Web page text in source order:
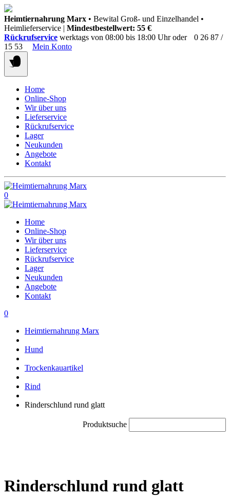
Springen
Sie
zum
Inhalt
Heimtiernahrung Marx • Bewital Groß- und Einzelhandel •
Heimlieferservice | Mindestbestellwert: 55 €
Rückrufservice werktags von 08:00 bis 18:00 Uhr oder
0 26 87 /
15 53
Mein Konto
Home
Online-Shop
Wir über uns
Lieferservice
Rückrufservice
Lager
Neukunden
Angebote
Kontakt
0
Home
Online-Shop
Wir über uns
Lieferservice
Rückrufservice
Lager
Neukunden
Angebote
Kontakt
0
Heimtiernahrung Marx
Hund
Trockenkauartikel
Rind
Rinderschlund rund glatt
Produktsuche
Rinderschlund rund glatt